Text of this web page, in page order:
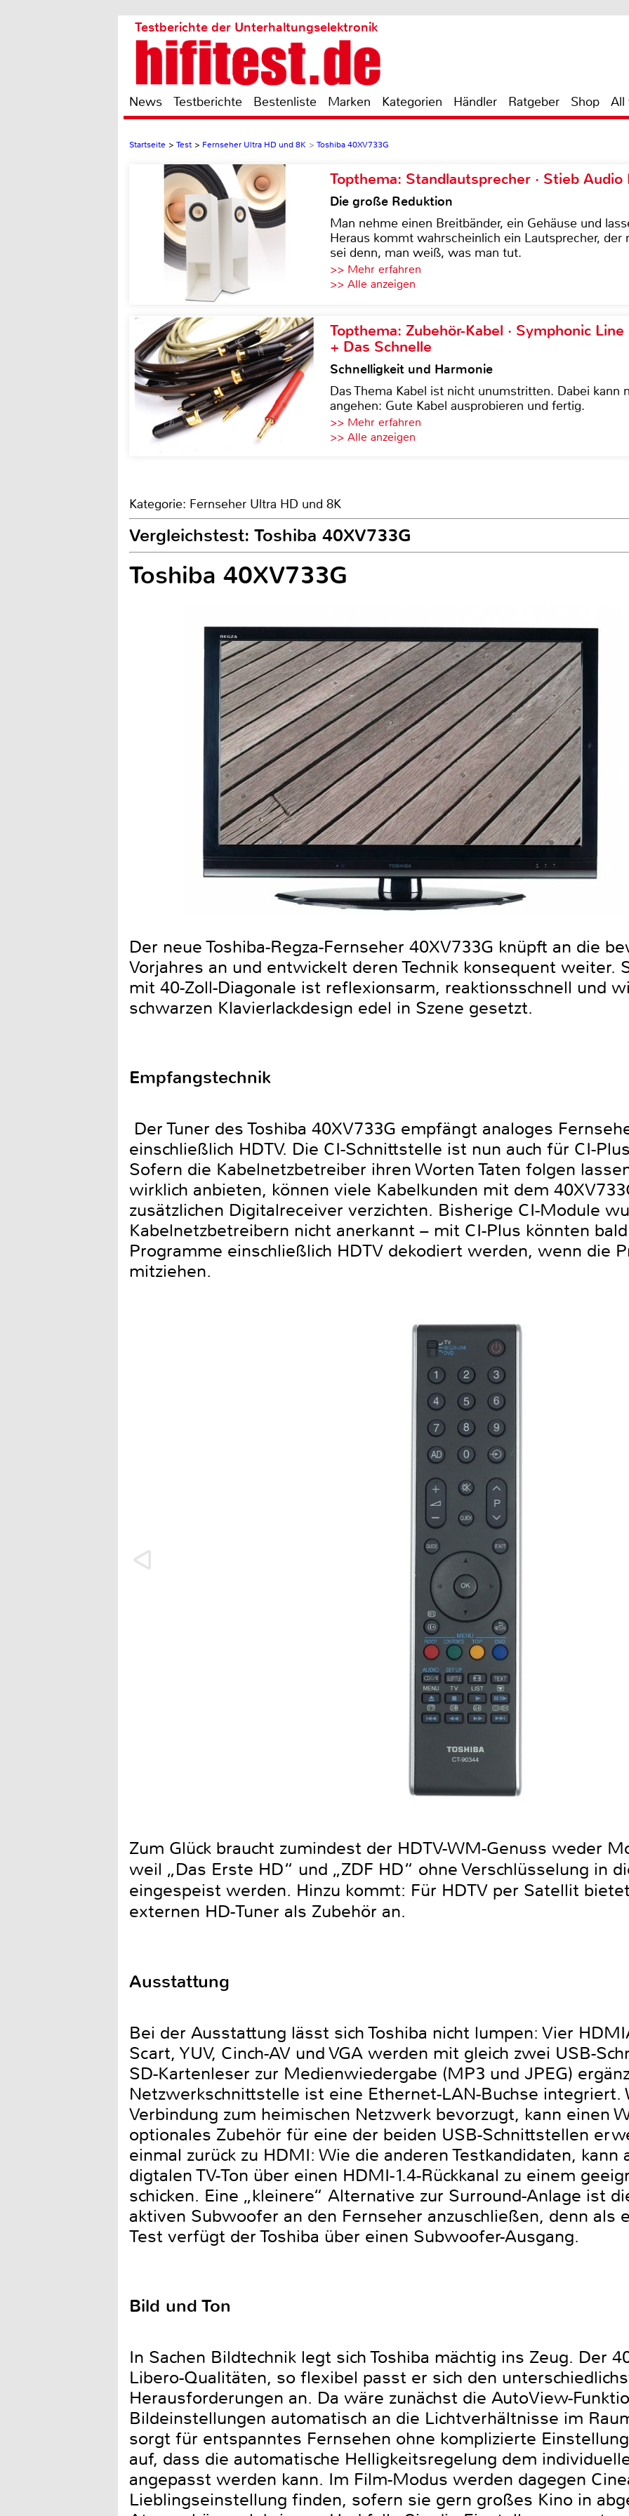
Testberichte der Unterhaltungselektronik
News Testberichte Bestenliste Marken Kategorien Händler Ratgeber Shop All
Startseite > Test > Fernseher Ultra HD und 8K > Toshiba 40XV733G
Topthema: Standlautsprecher · Stieb Audio
Die große Reduktion
Man nehme einen Breitbänder, ein Gehäuse und
Heraus kommt wahrscheinlich ein Lautsprecher,
sei denn, man weiß, was man tut.
>> Mehr erfahren
>> Alle anzeigen
Topthema: Zubehör-Kabel · Symphonic
+ Das Schnelle
Schnelligkeit und Harmonie
Das Thema Kabel ist nicht unumstritten. Dabei kann
angehen: Gute Kabel ausprobieren und fertig.
>> Mehr erfahren
>> Alle anzeigen
Kategorie: Fernseher Ultra HD und 8K
Vergleichstest: Toshiba 40XV733G
Toshiba 40XV733G
Der neue Toshiba-Regza-Fernseher 40XV733G knüpft an die
Vorjahres an und entwickelt deren Technik konsequent weiter.
mit 40-Zoll-Diagonale ist reflexionsarm, reaktionsschnell und
schwarzen Klavierlackdesign edel in Szene gesetzt.
Empfangstechnik
Der Tuner des Toshiba 40XV733G empfängt analoges
einschließlich HDTV. Die CI-Schnittstelle ist nun auch für CI-
Sofern die Kabelnetzbetreiber ihren Worten Taten folgen
wirklich anbieten, können viele Kabelkunden mit dem
zusätzlichen Digitalreceiver verzichten. Bisherige CI-Module
Kabelnetzbetreibern nicht anerkannt – mit CI-Plus könnten
Programme einschließlich HDTV dekodiert werden, wenn die
mitziehen.
Zum Glück braucht zumindest der HDTV-WM-Genuss weder
weil „Das Erste HD“ und „ZDF HD“ ohne Verschlüsselung in
eingespeist werden. Hinzu kommt: Für HDTV per Satellit
externen HD-Tuner als Zubehör an.
Ausstattung
Bei der Ausstattung lässt sich Toshiba nicht lumpen: Vier
Scart, YUV, Cinch-AV und VGA werden mit gleich zwei USB-
SD-Kartenleser zur Medienwiedergabe (MP3 und JPEG)
Netzwerkschnittstelle ist eine Ethernet-LAN-Buchse integriert.
Verbindung zum heimischen Netzwerk bevorzugt, kann einen
optionales Zubehör für eine der beiden USB-Schnittstellen
einmal zurück zu HDMI: Wie die anderen Testkandidaten, kann
digtalen TV-Ton über einen HDMI-1.4-Rückkanal zu einem
schicken. Eine „kleinere“ Alternative zur Surround-Anlage ist
aktiven Subwoofer an den Fernseher anzuschließen, denn als
Test verfügt der Toshiba über einen Subwoofer-Ausgang.
Bild und Ton
In Sachen Bildtechnik legt sich Toshiba mächtig ins Zeug. Der
Libero-Qualitäten, so flexibel passt er sich den
Herausforderungen an. Da wäre zunächst die AutoView-
Bildeinstellungen automatisch an die Lichtverhältnisse im
sorgt für entspanntes Fernsehen ohne komplizierte
auf, dass die automatische Helligkeitsregelung dem
angepasst werden kann. Im Film-Modus werden dagegen
Lieblingseinstellung finden, sofern sie gern großes Kino in